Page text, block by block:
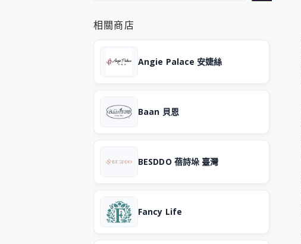
相關商店
Angie Palace 安婕絲
Baan 貝恩
BESDDO 蓓詩垛 臺灣
Fancy Life